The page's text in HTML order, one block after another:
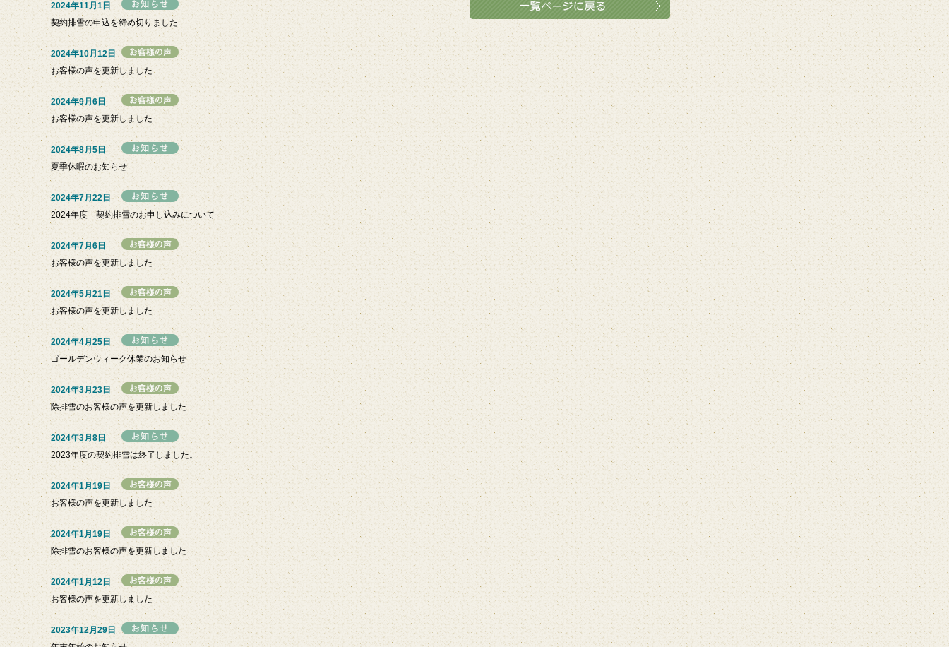
2024年11月1日
契約排雪の申込を締め切りました
2024年10月12日
お客様の声を更新しました
2024年9月6日
お客様の声を更新しました
2024年8月5日
夏季休暇のお知らせ
2024年7月22日
2024年度 契約排雪のお申し込みについて
2024年7月6日
お客様の声を更新しました
2024年5月21日
お客様の声を更新しました
2024年4月25日
ゴールデンウィーク休業のお知らせ
2024年3月23日
除排雪のお客様の声を更新しました
2024年3月8日
2023年度の契約排雪は終了しました。
2024年1月19日
お客様の声を更新しました
2024年1月19日
除排雪のお客様の声を更新しました
2024年1月12日
お客様の声を更新しました
2023年12月29日